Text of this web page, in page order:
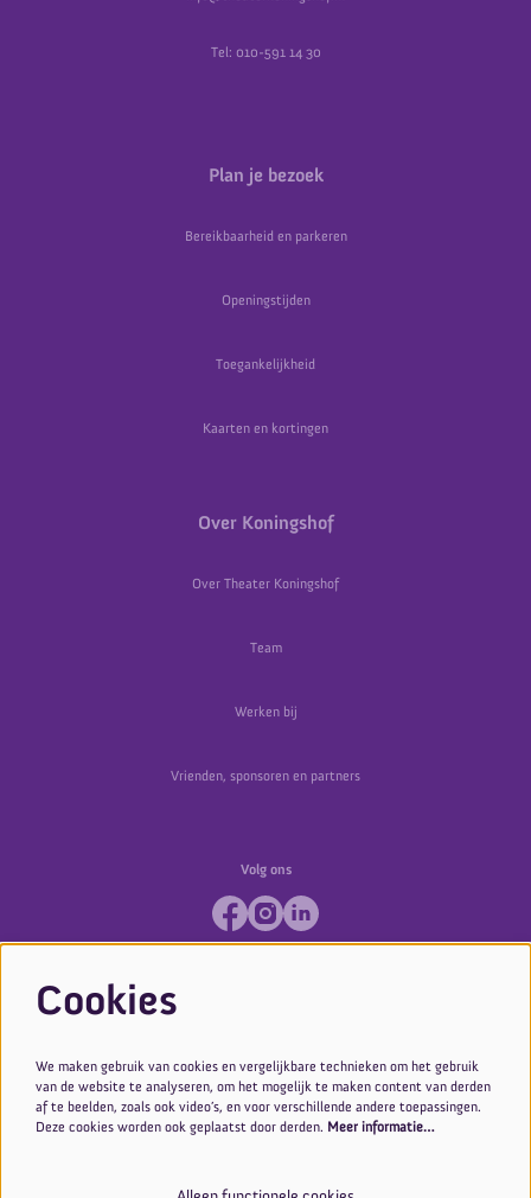
Tel: 010-591 14 30
Plan je bezoek
Bereikbaarheid en parkeren
Openingstijden
Toegankelijkheid
Kaarten en kortingen
Over Koningshof
Over Theater Koningshof
Team
Werken bij
Vrienden, sponsoren en partners
Volg ons
Cookies
We maken gebruik van cookies en vergelijkbare technieken om het gebruik
van de website te analyseren, om het mogelijk te maken content van derden
af te beelden, zoals ook video’s, en voor verschillende andere toepassingen.
Deze cookies worden ook geplaatst door derden. Meer informatie…